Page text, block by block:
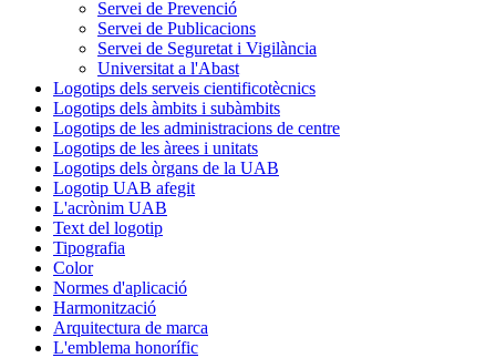
Servei de Prevenció
Servei de Publicacions
Servei de Seguretat i Vigilància
Universitat a l'Abast
Logotips dels serveis cientificotècnics
Logotips dels àmbits i subàmbits
Logotips de les administracions de centre
Logotips de les àrees i unitats
Logotips dels òrgans de la UAB
Logotip UAB afegit
L'acrònim UAB
Text del logotip
Tipografia
Color
Normes d'aplicació
Harmonització
Arquitectura de marca
L'emblema honorífic